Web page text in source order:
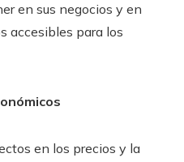
en sus negocios y en
accesibles para los
en los precios y la